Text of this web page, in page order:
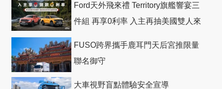
Ford天外飛來禮 Territory旗艦響宴三
件組 再享0利率 入主再抽美國雙人來
FUSO跨界攜手鹿耳門天后宮推限量
聯名御守
大車視野盲點體驗安全宣導